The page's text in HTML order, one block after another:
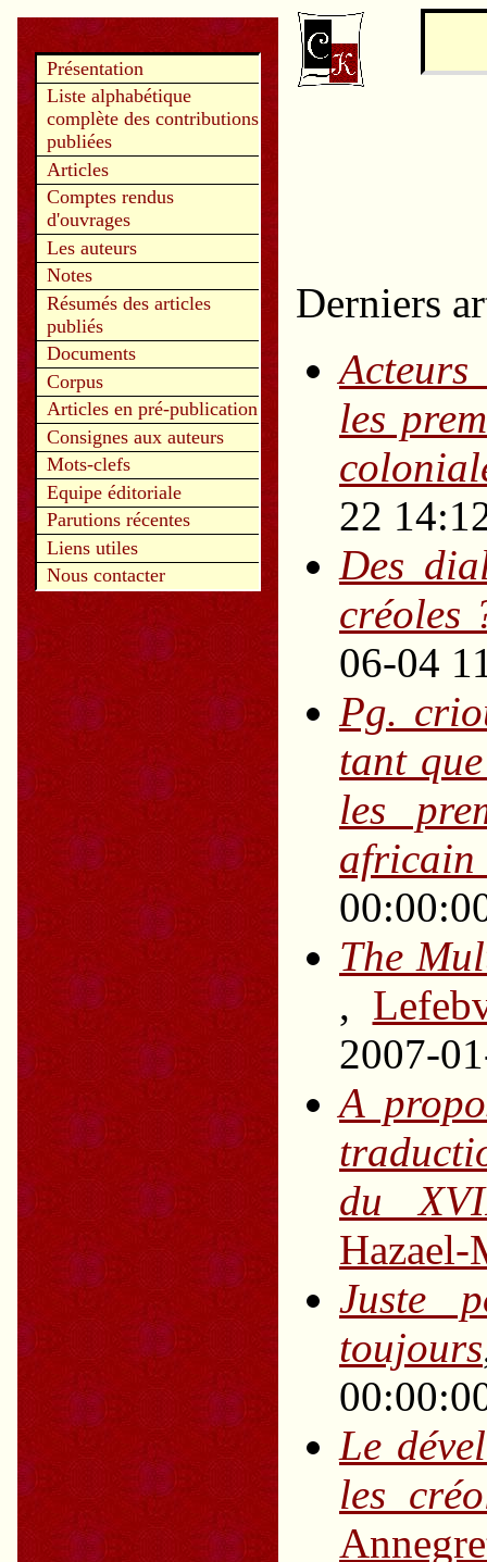
Présentation
Liste alphabétique
complète des contributions
publiées
Articles
Comptes rendus
d'ouvrages
Les auteurs
Notes
Résumés des articles
publiés
Documents
Corpus
Articles en pré-publication
Consignes aux auteurs
Mots-clefs
Equipe éditoriale
Parutions récentes
Liens utiles
Nous contacter
Derniers
les
22
Des
créoles
06-04
Pg.
tant
les
The
,
2007-
A
du
Hazael-
Juste
toujours
Le
les